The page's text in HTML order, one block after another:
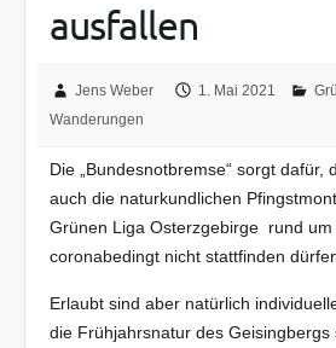
ausfallen
Jens Weber 1. Mai 2021
Wanderungen
Die „Bundesnotbremse“ sorgt dafür,
auch die naturkundlichen
Grünen Liga Osterzgebirge rund um
coronabedingt nicht stattfinden
Erlaubt sind aber natürlich
die Frühjahrsnatur des Geisingbergs